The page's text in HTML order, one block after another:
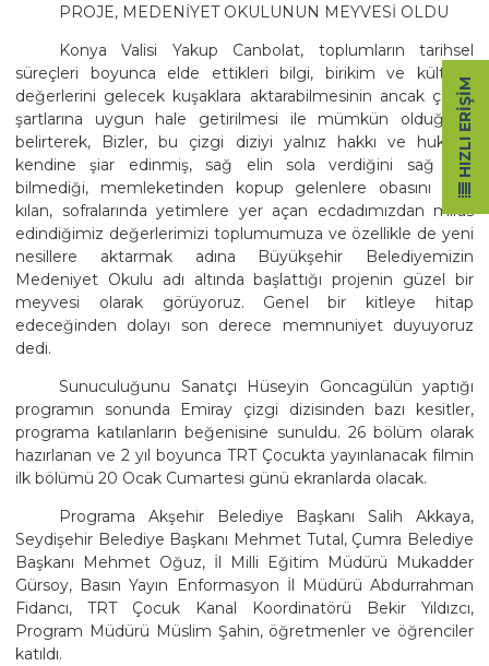
PROJE, MEDENİYET OKULUNUN MEYVESİ OLDU
Konya Valisi Yakup Canbolat, toplumların tarihsel
süreçleri boyunca elde ettikleri bilgi, birikim ve kültürel
değerlerini gelecek kuşaklara aktarabilmesinin ancak çağın
şartlarına uygun hale getirilmesi ile mümkün olduğunu
belirterek, Bizler, bu çizgi diziyi yalnız hakkı ve hukuku
kendine şiar edinmiş, sağ elin sola verdiğini sağ elin
bilmediği, memleketinden kopup gelenlere obasını yurt
kılan, sofralarında yetimlere yer açan ecdadımızdan miras
edindiğimiz değerlerimizi toplumumuza ve özellikle de yeni
nesillere aktarmak adına Büyükşehir Belediyemizin
Medeniyet Okulu adı altında başlattığı projenin güzel bir
meyvesi olarak görüyoruz. Genel bir kitleye hitap
edeceğinden dolayı son derece memnuniyet duyuyoruz
dedi.
Sunuculuğunu Sanatçı Hüseyin Goncagülün yaptığı
programın sonunda Emiray çizgi dizisinden bazı kesitler,
programa katılanların beğenisine sunuldu. 26 bölüm olarak
hazırlanan ve 2 yıl boyunca TRT Çocukta yayınlanacak filmin
ilk bölümü 20 Ocak Cumartesi günü ekranlarda olacak.
Programa Akşehir Belediye Başkanı Salih Akkaya,
Seydişehir Belediye Başkanı Mehmet Tutal, Çumra Belediye
Başkanı Mehmet Oğuz, İl Milli Eğitim Müdürü Mukadder
Gürsoy, Basın Yayın Enformasyon İl Müdürü Abdurrahman
Fidancı, TRT Çocuk Kanal Koordinatörü Bekir Yıldızcı,
Program Müdürü Müslim Şahin, öğretmenler ve öğrenciler
katıldı.
HIZLI ERIŞIM